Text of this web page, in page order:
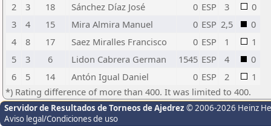
2
3 18 Sánchez Díaz José 0 ESP 3
0
3
4 15 Mira Almira Manuel 0 ESP 2,5
0
4
8 17 Saez Miralles Francisco 0 ESP 1
1
5
3 6 Lidon Cabrera German 1545 ESP 4
0
6
5 14 Antón Igual Daniel 0 ESP 2
1
*) Rating difference of more than 400. It was limited to 400.
Servidor de Resultados de Torneos de Ajedrez © 2006-2026 Heinz
Aviso legal/Condiciones de uso